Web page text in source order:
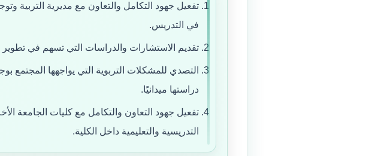
تفعيل جهود التكامل والتعاون مع مديرية التربية
في التدريس.
تقديم الاستشارات والدراسات التي تسهم في
التصدي للمشكلات التربوية التي يواجهها
دراستها ميدانيًا.
تفعيل جهود التعاون والتكامل مع كليات الجامعة
التدريسية والتعليمية داخل الكلية.